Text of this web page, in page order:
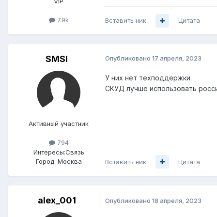
7.9k Вставить ник Цитата
SMSI
Активный участник
794
Интересы:Связь
Город: Москва
Опубликовано 17 апреля, 2023
У них нет техподдержки.
СКУД лучше использовать
Вставить ник Цитата
alex_001 Опубликовано 18 апреля, 2023